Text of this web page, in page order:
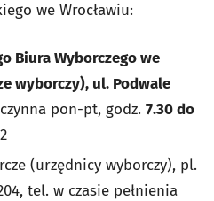
we Wrocławiu:
Biura Wyborczego we
wyborczy), ul. Podwale
pon-pt, godz. 7.30 do
(urzędnicy wyborczy), pl.
tel. w czasie pełnienia